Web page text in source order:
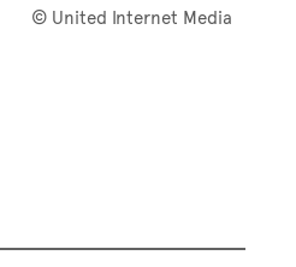
© United Internet Media